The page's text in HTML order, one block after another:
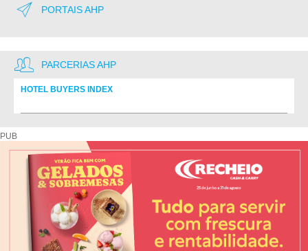
PORTAIS AHP
PARCERIAS AHP
HOTEL BUYERS INDEX
PUB